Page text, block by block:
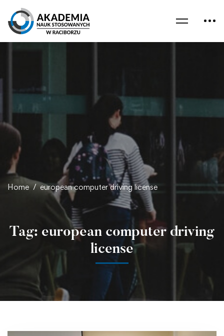
Home european computer driving license
Tag: european computer driving
license